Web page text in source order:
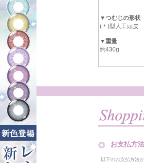
▼つむじの形状
(＊)型人工頭皮
▼重量
約430g
お支払方
以下のお支払方法